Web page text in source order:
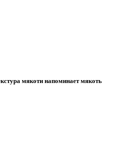
мякоти напоминает мякоть